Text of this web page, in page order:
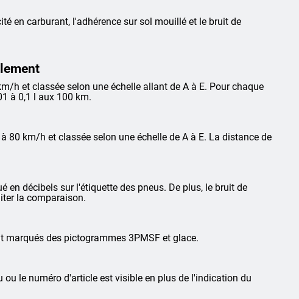
en carburant, l'adhérence sur sol mouillé et le bruit de
h et classée selon une échelle allant de A à E. Pour chaque
à 0,1 l aux 100 km.
80 km/h et classée selon une échelle de A à E. La distance de
en décibels sur l'étiquette des pneus. De plus, le bruit de
la comparaison.
des pictogrammes 3PMSF et glace.
le numéro d'article est visible en plus de l'indication du